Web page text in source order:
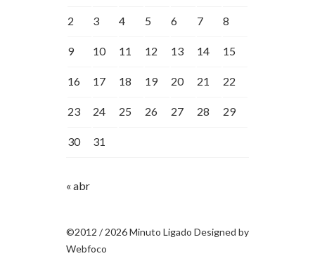
2 3 4 5 6 7 8
9 10 11 12 13 14 15
16 17 18 19 20 21 22
23 24 25 26 27 28 29
30 31
« abr
©2012 / 2026 Minuto Ligado Designed by
Webfoco